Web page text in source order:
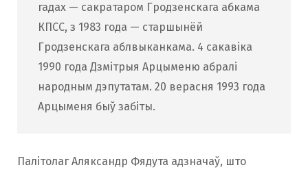
гадах — сакратаром Гродзенскага абкама
КПСС, з 1983 года — старшынёй
Гродзенскага аблвыканкама. 4 сакавіка
1990 года Дзмітрыя Арцыменю абралі
народным дэпутатам. 20 верасня 1993 года
Арцыменя быў забіты.
Палітолаг Аляксандр Фядута адзначаў, што